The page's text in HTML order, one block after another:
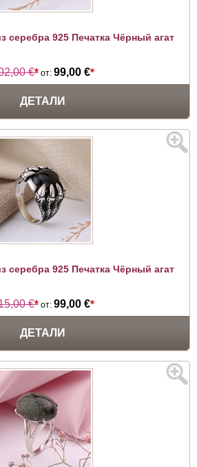
серебра 925 Печатка Чёрный агат
€*от: 99,00 €*
ДЕТАЛИ
серебра 925 Печатка Чёрный агат
€*от: 99,00 €*
ДЕТАЛИ